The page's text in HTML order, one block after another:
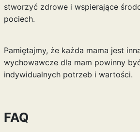
stworzyć zdrowe i wspierające
pociech.
Pamiętajmy, że każda mama jest
wychowawcze dla mam powinny
indywidualnych potrzeb i wartości.
FAQ